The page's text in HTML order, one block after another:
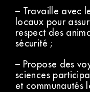
– Travaille avec
locaux pour
respect des
sécurité ;
– Propose des
sciences
et communautés